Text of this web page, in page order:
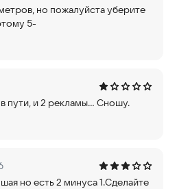
но пожалуйста уберите
5-
пути, и 2 рекламы... Сношу.
но есть 2 минуса 1.Сделайте